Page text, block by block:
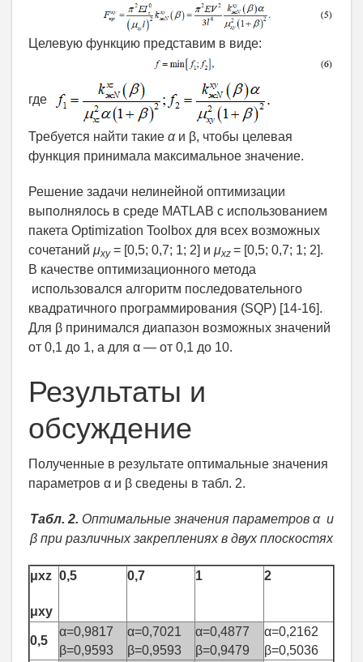
Целевую функцию представим в виде:
где
Требуется найти такие αи β, чтобы целевая
функция принимала максимальное значение.
Решение задачи нелинейной оптимизации
выполнялось в среде MATLAB с использованием
пакета Optimization Toolbox для всех возможных
сочетаний μxy= [0,5; 0,7; 1; 2] и μxz = [0,5; 0,7; 1; 2].
В качестве оптимизационного метода
использовался алгоритм последовательного
квадратичного программирования (SQP) [14-16].
Для β принимался диапазон возможных значений
от 0,1 до 1, а для α — от 0,1 до 10.
Результаты и
обсуждение
Полученные в результате оптимальные значения
параметров α и β сведены в табл. 2.
Табл. 2. Оптимальные значения параметров α и
β при различных закреплениях в двух плоскостях
μxz
μxy
0,5 0,7 1 2
0,5
α=0,9817
β=0,9593
α=0,7021
β=0,9593
α=0,4877
β=0,9479
α=0,2162
β=0,5036